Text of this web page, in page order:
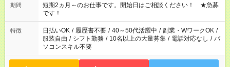
※週最低15時間以上の勤務が必要です
期間
短期2ヵ月～のお仕事です。開始日はご相談ください！ ★急募
です！
特徴 日払いOK / 履歴書不要 / 40～50代活躍中 / 副業・WワークOK /
服装自由 / シフト勤務 / 10名以上の大量募集 / 電話対応なし / パ
ソコンスキル不要